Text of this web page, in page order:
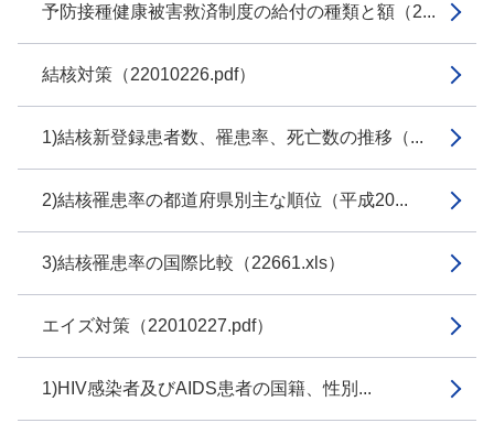
予防接種健康被害救済制度の給付の種類と額（2...
結核対策（22010226.pdf）
1)結核新登録患者数、罹患率、死亡数の推移（...
2)結核罹患率の都道府県別主な順位（平成20...
3)結核罹患率の国際比較（22661.xls）
エイズ対策（22010227.pdf）
1)HIV感染者及びAIDS患者の国籍、性別...